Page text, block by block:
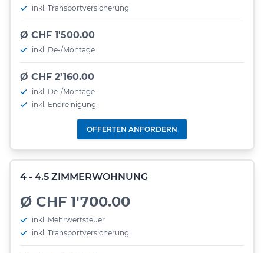
inkl. Transportversicherung
Ø CHF 1'500.00
inkl. De-/Montage
Ø CHF 2'160.00
inkl. De-/Montage
inkl. Endreinigung
OFFERTEN ANFORDERN
4 - 4.5 ZIMMERWOHNUNG
Ø CHF 1'700.00
inkl. Mehrwertsteuer
inkl. Transportversicherung